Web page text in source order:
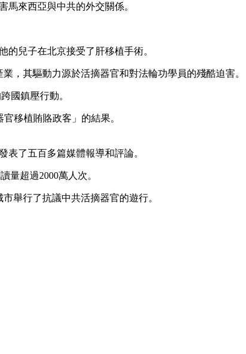
馬來西亞與中共的外交關係。
的兒子在北京接受了肝移植手術。
，其驅動力源於活摘器官和對法輪功學員的殘酷迫害。
國鎮壓行動。
移植賄賂政客」的結果。
表了五百多篇媒體報導和評論。
量超過2000萬人次。
舉行了抗議中共活摘器官的遊行。